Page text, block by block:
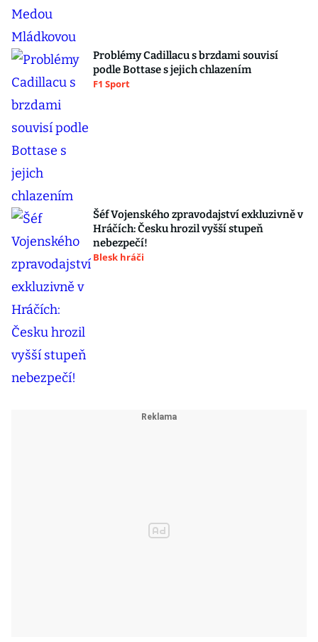
Problémy Cadillacu s brzdami souvisí
podle Bottase s jejich chlazením
F1 Sport
Šéf Vojenského zpravodajství exkluzivně v
Hráčích: Česku hrozil vyšší stupeň
nebezpečí!
Blesk hráči